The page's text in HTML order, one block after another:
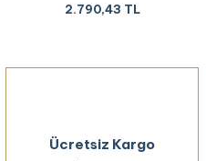
2.790,43 TL
Ücretsiz Kargo